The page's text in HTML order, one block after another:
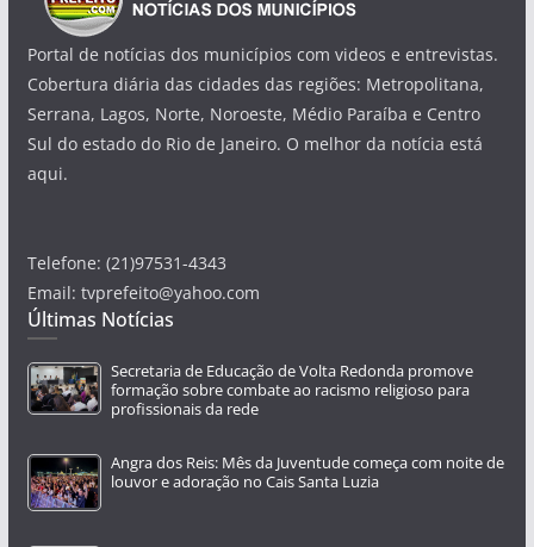
Portal de notícias dos municípios com videos e entrevistas.
Cobertura diária das cidades das regiões: Metropolitana,
Serrana, Lagos, Norte, Noroeste, Médio Paraíba e Centro
Sul do estado do Rio de Janeiro. O melhor da notícia está
aqui.
Telefone: (21)97531-4343
Email: tvprefeito@yahoo.com
Últimas Notícias
Secretaria de Educação de Volta Redonda promove
formação sobre combate ao racismo religioso para
profissionais da rede
Angra dos Reis: Mês da Juventude começa com noite de
louvor e adoração no Cais Santa Luzia